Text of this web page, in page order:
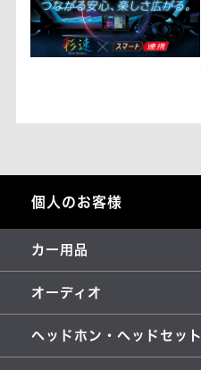
個人のお客様
カー用品
オーディオ
ヘッドホン・ヘッドセット